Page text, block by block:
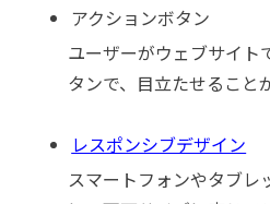
アクションボタン
ユーザーがウェブサイト
タンで、目立たせること
レスポンシブデザイン
スマートフォンやタブレ